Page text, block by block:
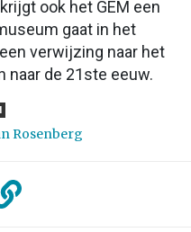
ook het GEM een
gaat in het
verwijzing naar het
naar de 21ste eeuw.
Rosenberg